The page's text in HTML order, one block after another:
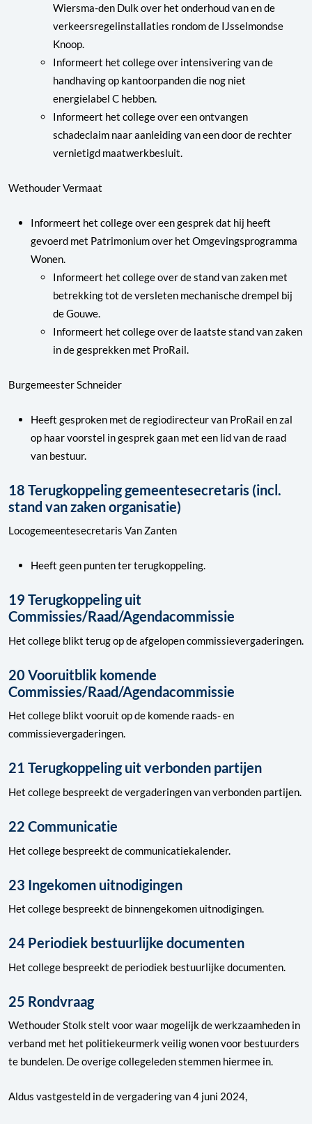
Wiersma-den Dulk over het onderhoud van en de
verkeersregelinstallaties rondom de IJsselmondse
Knoop.
Informeert het college over intensivering van de
handhaving op kantoorpanden die nog niet
energielabel C hebben.
Informeert het college over een ontvangen
schadeclaim naar aanleiding van een door de rechter
vernietigd maatwerkbesluit.
Wethouder Vermaat
Informeert het college over een gesprek dat hij heeft
gevoerd met Patrimonium over het Omgevingsprogramma
Wonen.
Informeert het college over de stand van zaken met
betrekking tot de versleten mechanische drempel bij
de Gouwe.
Informeert het college over de laatste stand van zaken
in de gesprekken met ProRail.
Burgemeester Schneider
Heeft gesproken met de regiodirecteur van ProRail en zal
op haar voorstel in gesprek gaan met een lid van de raad
van bestuur.
18 Terugkoppeling gemeentesecretaris (incl.
stand van zaken organisatie)
Locogemeentesecretaris Van Zanten
Heeft geen punten ter terugkoppeling.
19 Terugkoppeling uit
Commissies/Raad/Agendacommissie
Het college blikt terug op de afgelopen commissievergaderingen.
20 Vooruitblik komende
Commissies/Raad/Agendacommissie
Het college blikt vooruit op de komende raads- en
commissievergaderingen.
21 Terugkoppeling uit verbonden partijen
Het college bespreekt de vergaderingen van verbonden partijen.
22 Communicatie
Het college bespreekt de communicatiekalender.
23 Ingekomen uitnodigingen
Het college bespreekt de binnengekomen uitnodigingen.
24 Periodiek bestuurlijke documenten
Het college bespreekt de periodiek bestuurlijke documenten.
25 Rondvraag
Wethouder Stolk stelt voor waar mogelijk de werkzaamheden in
verband met het politiekeurmerk veilig wonen voor bestuurders
te bundelen. De overige collegeleden stemmen hiermee in.
Aldus vastgesteld in de vergadering van 4 juni 2024,